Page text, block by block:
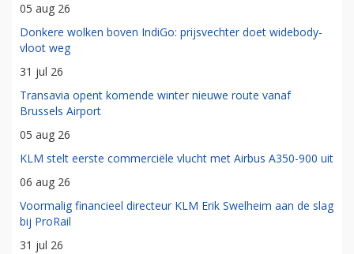
05 aug 26
Donkere wolken boven IndiGo: prijsvechter doet widebody-
vloot weg
31 jul 26
Transavia opent komende winter nieuwe route vanaf
Brussels Airport
05 aug 26
KLM stelt eerste commerciële vlucht met Airbus A350-900 uit
06 aug 26
Voormalig financieel directeur KLM Erik Swelheim aan de slag
bij ProRail
31 jul 26